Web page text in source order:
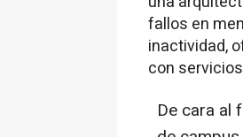
fallos en
inactividad,
con
De cara al